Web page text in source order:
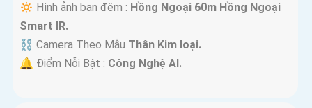
🔅 Hình ảnh ban đêm : Hồng Ngoại 60m Hồng Ngoại
Smart IR.
⛓ Camera Theo Mẫu Thân Kim loại.
️🔔 Điểm Nỗi Bật : Công Nghệ AI.